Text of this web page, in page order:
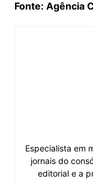
Fonte: Agência
Especialista em
jornais do
editorial e a